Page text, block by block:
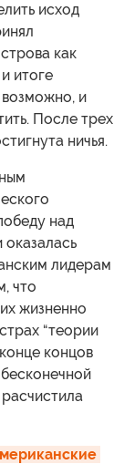
исход
как
итоге
и
После трех
ничья.
над
лидерам
что
жизненно
“теории
концов